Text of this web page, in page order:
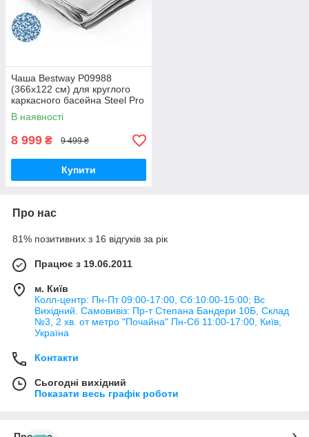
Чаша Bestway P09988
(366х122 см) для круглого
каркасного басейна Steel Pro
MAX
В наявності
8 999 ₴ 9 499 ₴
Купити
Про нас
81% позитивних з 16 відгуків за рік
Працює з 19.06.2011
м. Київ
Колл-центр: Пн-Пт 09:00-17:00, Сб:10:00-15:00; Вс
Вихідний. Самовивіз: Пр-т Степана Бандери 10Б, Склад
№3, 2 хв. от метро "Почайна" Пн-Cб 11:00-17:00, Київ,
Україна
Контакти
Сьогодні вихідний
Показати весь графік роботи